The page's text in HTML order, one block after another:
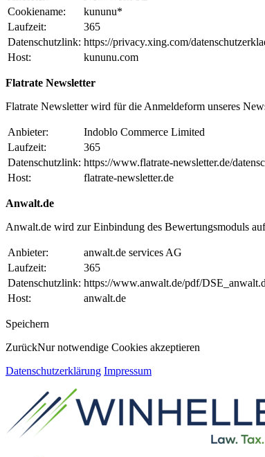
Cookiename:
kununu*
Laufzeit:
365
Datenschutzlink: https://privacy.xing.com/
Host:
kununu.com
Flatrate Newsletter
Flatrate Newsletter wird für die Anmeldeform unseres
Anbieter:
Indoblo Commerce Limited
Laufzeit:
365
Datenschutzlink: https://www.flatrate-newsletter.de/
Host:
flatrate-newsletter.de
Anwalt.de
Anwalt.de wird zur Einbindung des Bewertungsmoduls
Anbieter:
anwalt.de services AG
Laufzeit:
365
Datenschutzlink: https://www.anwalt.de/pdf/
Host:
anwalt.de
Speichern
ZurückNur notwendige Cookies akzeptieren
Datenschutzerklärung Impressum